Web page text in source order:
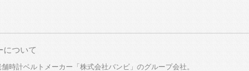
について
時計ベルトメーカー「株式会社バンビ」のグループ会社。